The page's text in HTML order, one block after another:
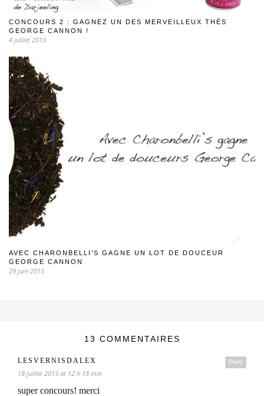
CONCOURS 2 : GAGNEZ UN DES MERVEILLEUX THÉS
GEORGE CANNON !
4 juillet 2013
AVEC CHARONBELLI’S GAGNE UN LOT DE DOUCEUR
GEORGE CANNON
29 juin 2015
13 COMMENTAIRES
Reply
LESVERNISDALEX
18 juillet 2013 at 12 h 18 min
super concours! merci